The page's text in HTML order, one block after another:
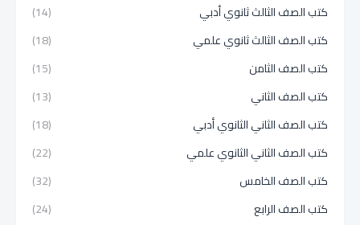
كتب الصف الثالث ثانوي أدبي
(14)
كتب الصف الثالث ثانوي علمي
(18)
كتب الصف الثامن
(15)
كتب الصف الثاني
(13)
كتب الصف الثاني الثانوي أدبي
(18)
كتب الصف الثاني الثانوي علمي
(22)
كتب الصف الخامس
(32)
كتب الصف الرابع
(24)